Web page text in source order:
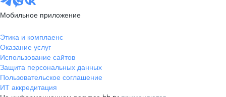
Мобильное приложение
Этика и комплаенс
Оказание услуг
Использование сайтов
Защита персональных данных
Пользовательское соглашение
ИТ аккредитация